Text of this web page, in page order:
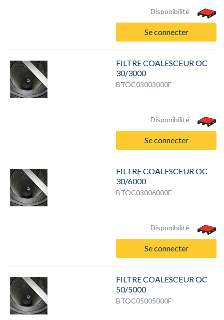
Disponibilité
Se connecter
FILTRE COALESCEUR OC
30/3000
BTOC03003000F
Disponibilité
Se connecter
FILTRE COALESCEUR OC
30/6000
BTOC03006000F
Disponibilité
Se connecter
FILTRE COALESCEUR OC
50/5000
BTOC05005000F